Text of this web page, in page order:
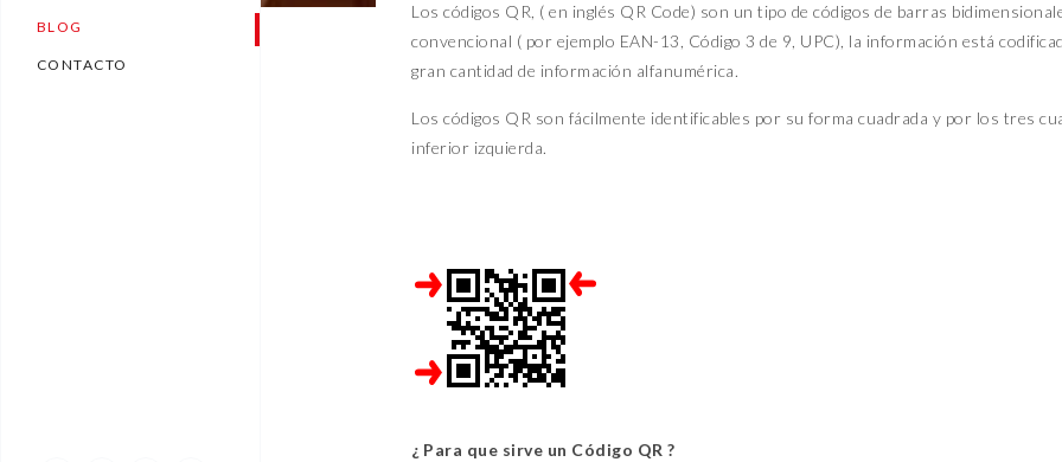
BLOG
CONTACTO
Los códigos QR, ( en inglés QR Code) son un tipo de códigos de barras
convencional ( por ejemplo EAN-13, Código 3 de 9, UPC), la información está
gran cantidad de información alfanumérica.
Los códigos QR son fácilmente identificables por su forma cuadrada y por los tres
inferior izquierda.
¿ Para que sirve un Código QR ?